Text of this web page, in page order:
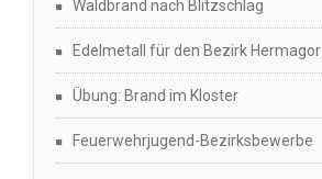
Waldbrand nach Blitzschlag
Edelmetall für den Bezirk Hermagor
Übung: Brand im Kloster
Feuerwehrjugend-Bezirksbewerbe